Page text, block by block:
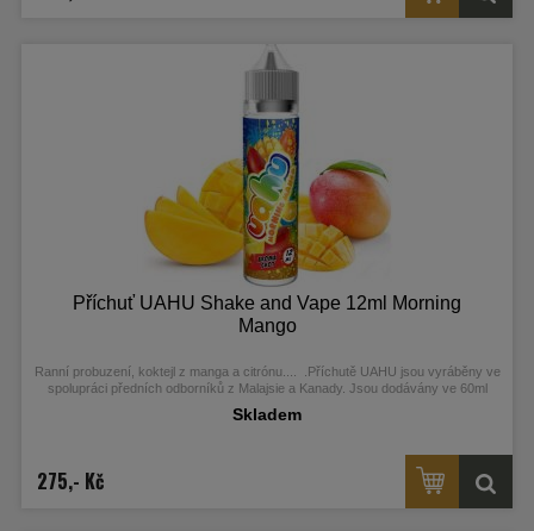
Příchuť UAHU Shake and Vape 12ml Morning
Mango
Ranní probuzení, koktejl z manga a citrónu....
Příchutě UAHU jsou vyráběny ve
spolupráci předních odborníků z Malajsie a Kanady. Jsou dodávány ve 60ml
Skladem
275,- Kč